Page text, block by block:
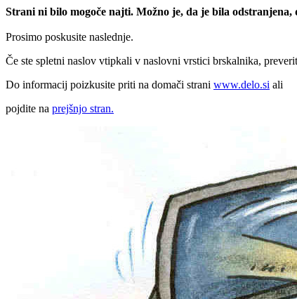
Strani ni bilo mogoče najti. Možno je, da je bila
Prosimo poskusite naslednje.
Če ste spletni naslov vtipkali v naslovni vrstici brskalnika,
Do informacij poizkusite priti na domači strani www.delo.si ali
pojdite na prejšnjo stran.